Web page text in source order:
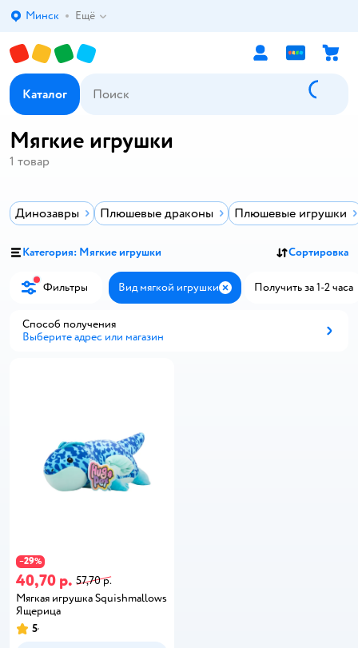
Выбор адреса доставки.
Минск Ещё
Каталог
Мягкие игрушки
1 товар
Динозавры Плюшевые драконы Плюшевые игрушки
Категория: Мягкие игрушки Сортировка
Фильтры Вид мягкой игрушки ЗакрытьПолучить за 1-2 часа
Способ получения
Выберите адрес или магазин
−29%
40,70 р. 57,70 р.
Мягкая игрушка Squishmallows
Ящерица
5